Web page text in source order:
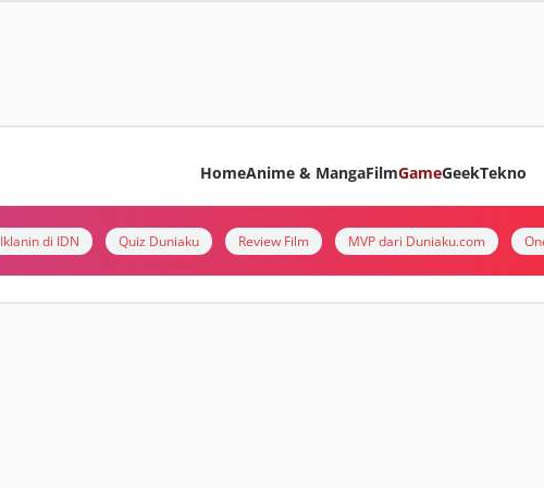
HomeAnime & MangaFilmGameGeekTekno
Iklanin di IDN Quiz Duniaku Review Film MVP dari Duniaku.com